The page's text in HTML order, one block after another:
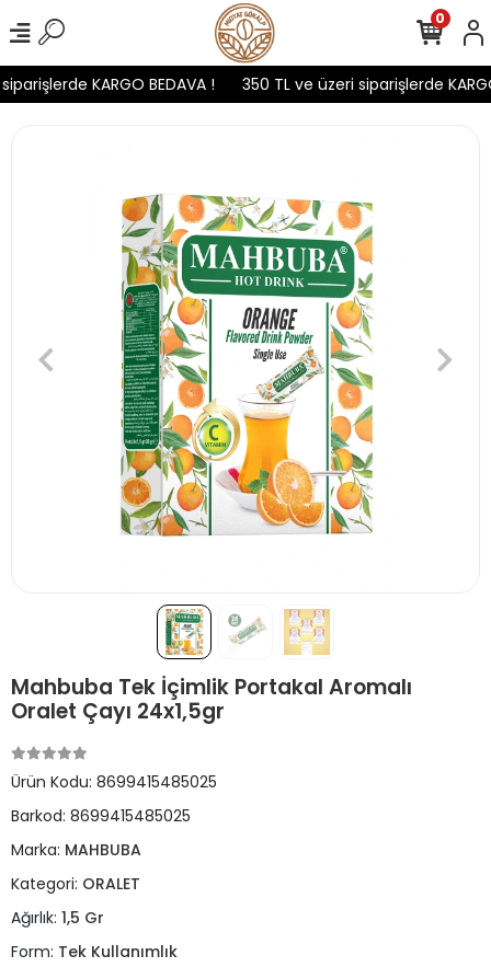
KARGO BEDAVA ! 350 TL ve üzeri siparişlerde
0
Mahbuba Tek İçimlik Portakal Aromalı
Oralet Çayı 24x1,5gr
Ürün Kodu: 8699415485025
Barkod: 8699415485025
Marka: MAHBUBA
Kategori: ORALET
Ağırlık: 1,5 Gr
Form: Tek Kullanımlık